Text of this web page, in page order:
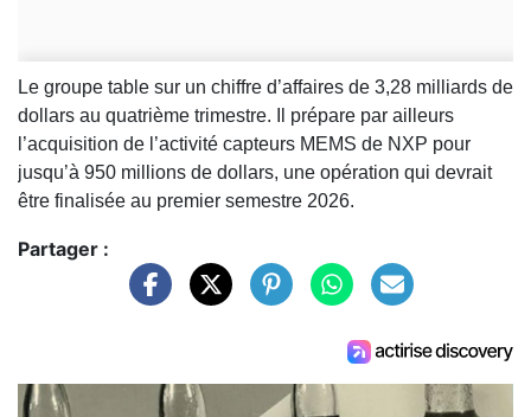
Le groupe table sur un chiffre d’affaires de 3,28 milliards de
dollars au quatrième trimestre. Il prépare par ailleurs
l’acquisition de l’activité capteurs MEMS de NXP pour
jusqu’à 950 millions de dollars, une opération qui devrait
être finalisée au premier semestre 2026.
Partager :